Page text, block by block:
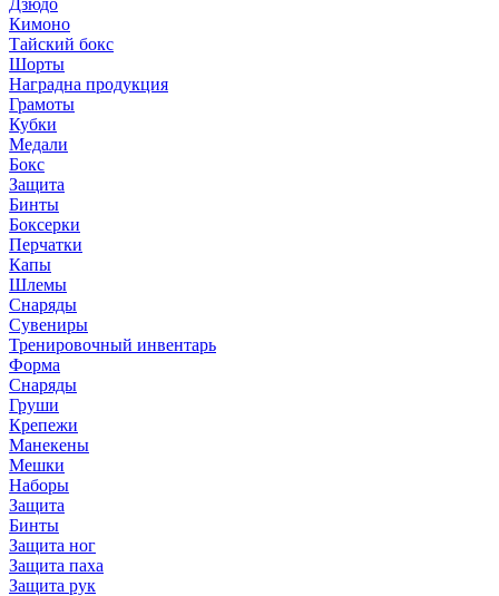
Дзюдо
Кимоно
Тайский бокс
Шорты
Наградна продукция
Грамоты
Кубки
Медали
Бокс
Защита
Бинты
Боксерки
Перчатки
Капы
Шлемы
Снаряды
Сувениры
Тренировочный инвентарь
Форма
Снаряды
Груши
Крепежи
Манекены
Мешки
Наборы
Защита
Бинты
Защита ног
Защита паха
Защита рук